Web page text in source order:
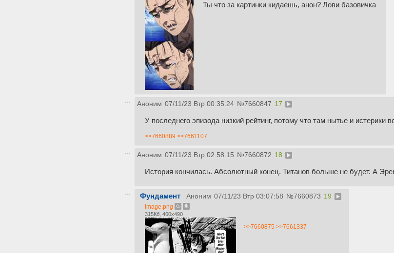
Ты что за картинки кидаешь, анон? Лови базовичка
Аноним 07/11/23 Втр 00:35:24 №7660847 17
У последнего эпизода низкий рейтинг, потому что там нытье и
>>7660889 >>7661107
Аноним 07/11/23 Втр 02:58:15 №7660872 18
История кончилась. Абсолютный конец. Титанов больше не будет. А
Фундамент Аноним 07/11/23 Втр 03:07:58 №7660873 19
image.png
315Кб, 460x490
>>7660875 >>7661337